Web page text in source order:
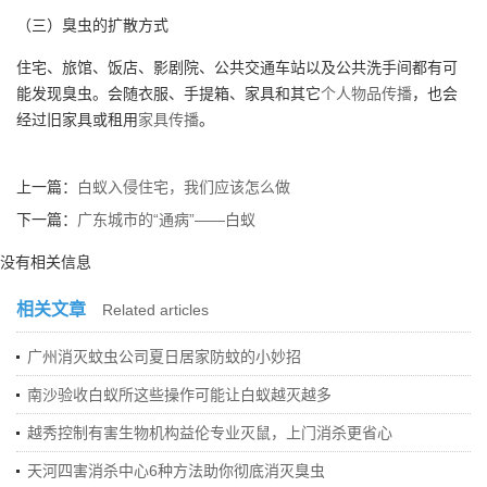
（三）臭虫的扩散方式
住宅、旅馆、饭店、影剧院、公共交通车站以及公共洗手间都有可
能发现臭虫。会随衣服、手提箱、家具和其它个人物品传播，也会
经过旧家具或租用家具传播。
上一篇：
白蚁入侵住宅，我们应该怎么做
下一篇： 广东城市的“通病”——白蚁
没有相关信息
相关文章 Related articles
广州消灭蚊虫公司夏日居家防蚊的小妙招
南沙验收白蚁所这些操作可能让白蚁越灭越多
越秀控制有害生物机构益伦专业灭鼠，上门消杀更省心
天河四害消杀中心6种方法助你彻底消灭臭虫